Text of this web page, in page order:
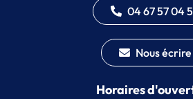
04 67 57 04
Nous écrire
Horaires